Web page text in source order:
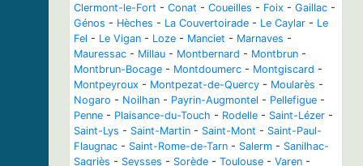
Clermont-le-Fort - Conat - Coueilles - Foix - Gaillac -
Génos - Hèches - La Couvertoirade - Le Caylar - Le
Fel - Le Vigan - Loze - Manciet - Marnaves -
Mauressac - Millau - Montbernard - Montbrun -
Montbrun-Bocage - Montdoumerc - Montgiscard -
Montpeyroux - Montpezat-de-Quercy - Moularès -
Nogaro - Noilhan - Payrin-Augmontel - Pellefigue -
Penne - Plaisance-du-Touch - Rodelle - Saint-Lézer -
Saint-Lys - Saint-Martin - Saint-Mont - Saint-Paul-
Flaugnac - Saint-Rome-de-Tarn - Salerm - Sanilhac-
Sagriès - Seysses - Sorède - Toulouse - Varen -